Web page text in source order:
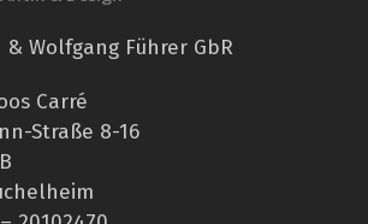
Wolfgang Führer GbR
Carré
Straße 8-16